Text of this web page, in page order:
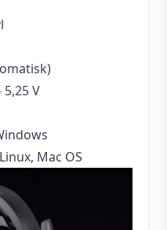
5,25 V
Mac OS